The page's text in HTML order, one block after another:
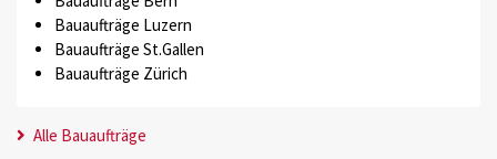
Bauaufträge Luzern
Bauaufträge St.Gallen
Bauaufträge Zürich
Alle Bauaufträge